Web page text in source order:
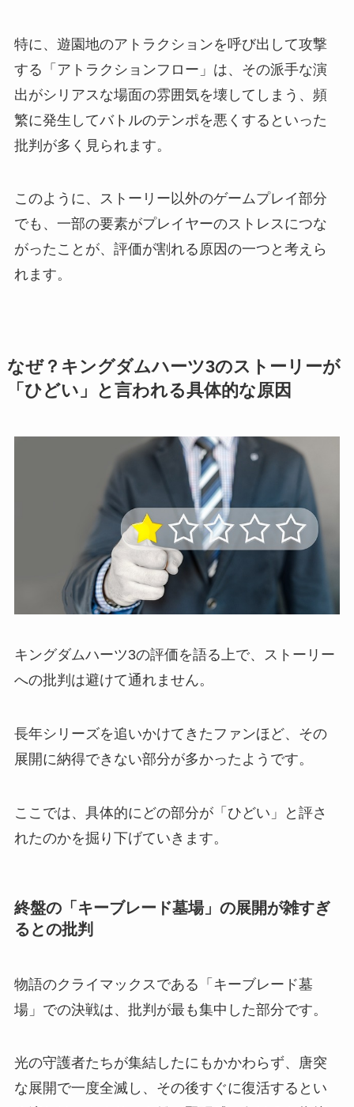
特に、遊園地のアトラクションを呼び出して攻撃
する「アトラクションフロー」は、その派手な演
出がシリアスな場面の雰囲気を壊してしまう、頻
繁に発生してバトルのテンポを悪くするといった
批判が多く見られます。
このように、ストーリー以外のゲームプレイ部分
でも、一部の要素がプレイヤーのストレスにつな
がったことが、評価が割れる原因の一つと考えら
れます。
なぜ？キングダムハーツ3のストーリーが
「ひどい」と言われる具体的な原因
キングダムハーツ3の評価を語る上で、ストーリー
への批判は避けて通れません。
長年シリーズを追いかけてきたファンほど、その
展開に納得できない部分が多かったようです。
ここでは、具体的にどの部分が「ひどい」と評さ
れたのかを掘り下げていきます。
終盤の「キーブレード墓場」の展開が雑すぎ
るとの批判
物語のクライマックスである「キーブレード墓
場」での決戦は、批判が最も集中した部分です。
光の守護者たちが集結したにもかかわらず、唐突
な展開で一度全滅し、その後すぐに復活するとい